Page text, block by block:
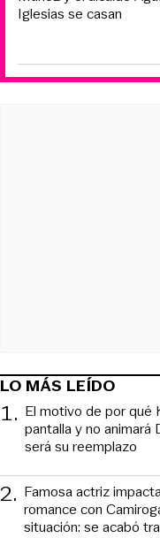
Iglesias se casan
LO MÁS LEÍDO
1. El motivo de por qué
pantalla y no
será su reemplazo
2. Famosa actriz
romance con
situación: se acabó